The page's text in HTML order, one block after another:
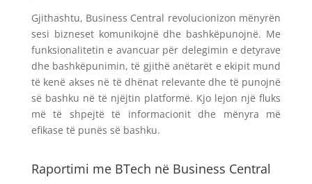
Gjithashtu, Business Central revolucionizon mënyrën
sesi bizneset komunikojnë dhe bashkëpunojnë. Me
funksionalitetin e avancuar për delegimin e detyrave
dhe bashkëpunimin, të gjithë anëtarët e ekipit mund
të kenë akses në të dhënat relevante dhe të punojnë
së bashku në të njëjtin platformë. Kjo lejon një fluks
më të shpejtë të informacionit dhe mënyra më
efikase të punës së bashku.
Raportimi me BTech në Business Central